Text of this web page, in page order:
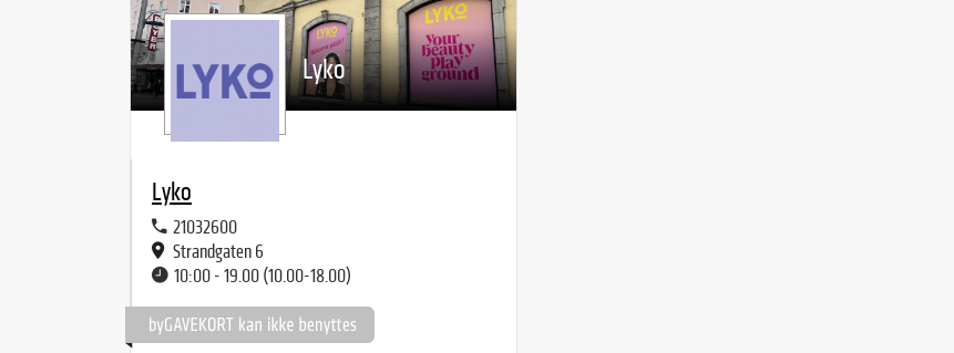
Lyko
Lyko
21032600
Strandgaten 6
10:00 - 19.00 (10.00-18.00)